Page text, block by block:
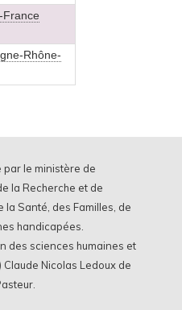
France
Rhône-
par le ministère de
la Recherche et de
la Santé, des Familles, de
handicapées.
des sciences humaines et
Nicolas Ledoux de